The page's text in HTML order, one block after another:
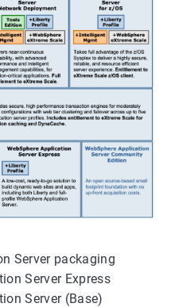
Server packaging
Server Express
Server (Base)